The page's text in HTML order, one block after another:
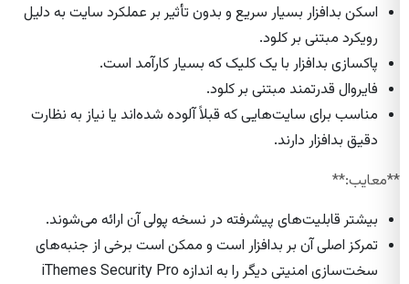
اسکن بدافزار بسیار سریع و بدون تأثیر بر عملکرد سایت به دلیل
رویکرد مبتنی بر کلود.
پاکسازی بدافزار با یک کلیک که بسیار کارآمد است.
فایروال قدرتمند مبتنی بر کلود.
مناسب برای سایت‌هایی که قبلاً آلوده شده‌اند یا نیاز به نظارت
دقیق بدافزار دارند.
**معایب:**
بیشتر قابلیت‌های پیشرفته در نسخه پولی آن ارائه می‌شوند.
تمرکز اصلی آن بر بدافزار است و ممکن است برخی از جنبه‌های
سخت‌سازی امنیتی دیگر را به اندازه iThemes Security Pro